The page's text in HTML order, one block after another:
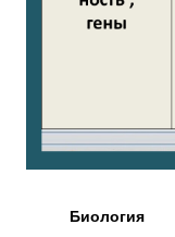
Биология